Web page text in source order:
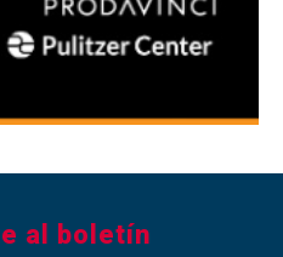
al boletín